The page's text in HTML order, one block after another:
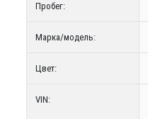
Пробег:
Марка/модель:
Цвет:
VIN: